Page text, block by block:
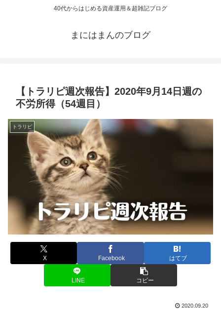
40代からはじめる資産運用＆超雑記ブログ
まにはまんのブログ
【トラリピ週次報告】2020年9月14日週の
不労所得（54週目）
トラリピ
X Facebook はてブ
LINE コピー
2020.09.20